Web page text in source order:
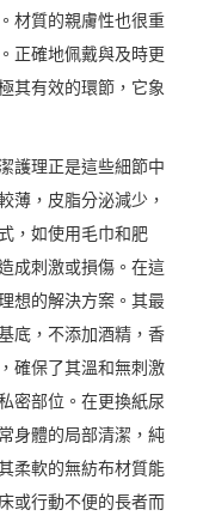
材質的親膚性也很重
正確地佩戴與及時更
其有效的環節，它象
護理正是這些細節中
薄，皮脂分泌減少，
，如使用毛巾和肥
成刺激或損傷。在這
想的解決方案。其最
底，不添加酒精，香
確保了其溫和無刺激
密部位。在更換紙尿
身體的局部清潔，純
柔軟的無紡布材質能
或行動不便的長者而